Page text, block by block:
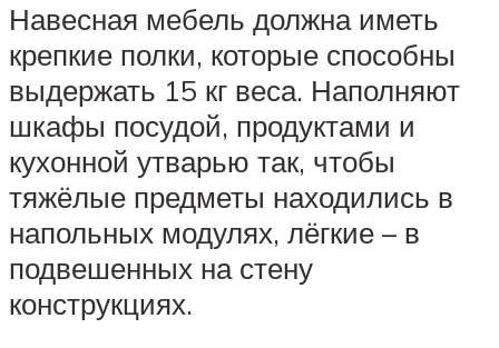
Навесная мебель должна иметь
крепкие полки, которые способны
выдержать 15 кг веса. Наполняют
шкафы посудой, продуктами и
кухонной утварью так, чтобы
тяжёлые предметы находились в
напольных модулях, лёгкие – в
подвешенных на стену
конструкциях.